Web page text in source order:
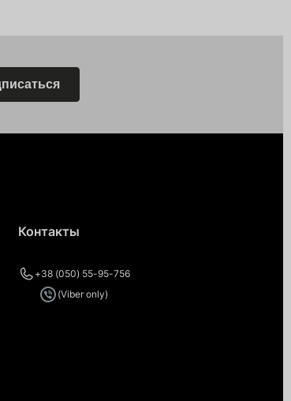
Контакты
+38 (050) 55-95-756
(Viber only)